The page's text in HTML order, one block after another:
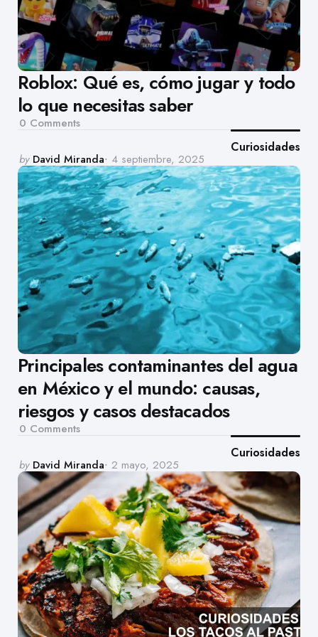
Roblox: Qué es, cómo jugar y todo
lo que necesitas saber
0 Comments
Curiosidades
Posted
by
by David Miranda 4 septiembre, 2025
Principales contaminantes del agua
en México y el mundo: causas,
riesgos y casos destacados
0 Comments
Curiosidades
Posted
by
by David Miranda 2 mayo, 2025